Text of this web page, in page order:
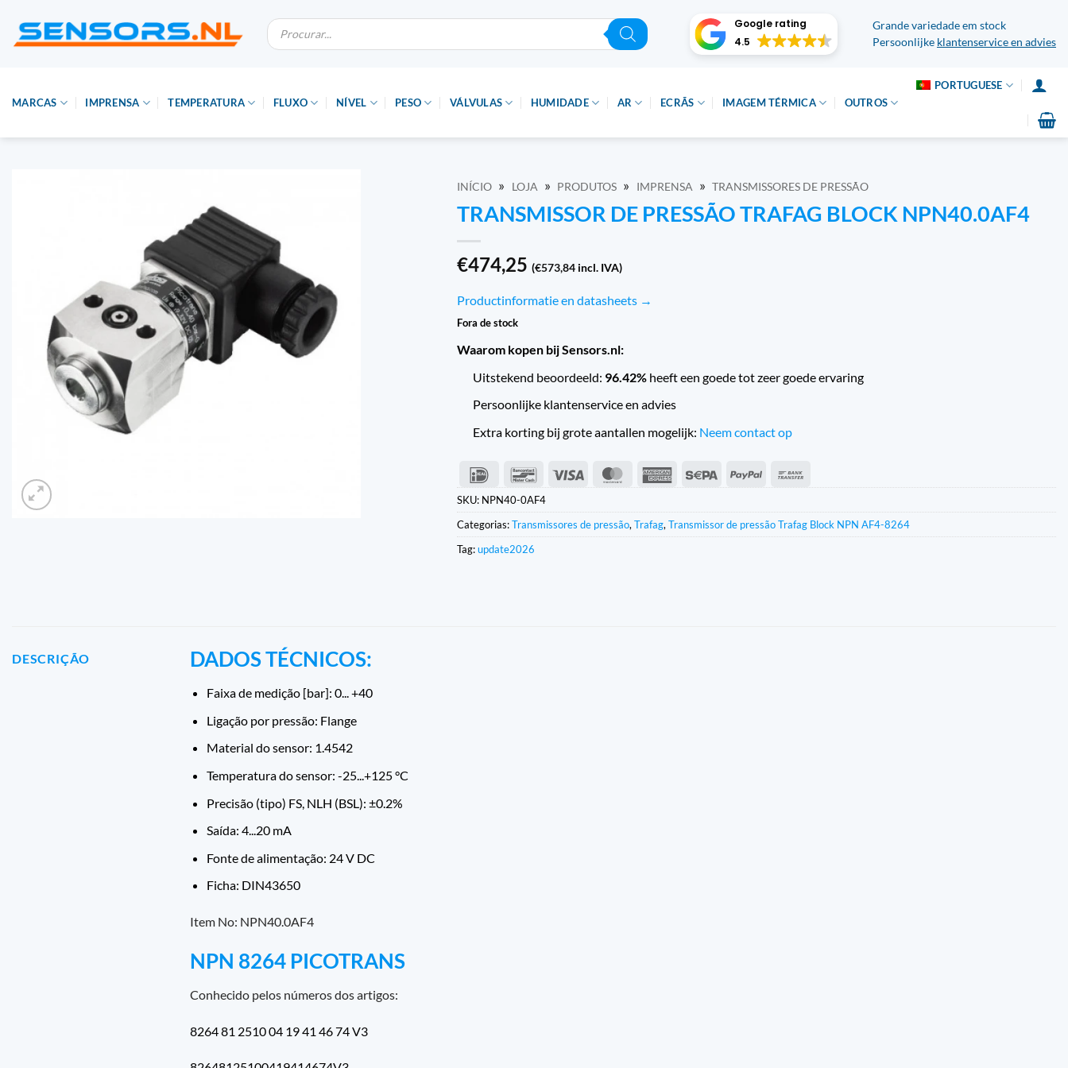
para
Pesquisa
produtos
Google rating
4.5
Grande variedade em stock
Persoonlijke klantenservice en advies
MARCAS IMPRENSA TEMPERATURA FLUXO NÍVEL PESO VÁLVULAS HUMIDADE AR ECRÃS IMAGEM TÉRMICA OUTROS
PORTUGUESE
INÍCIO » LOJA » PRODUTOS » IMPRENSA » TRANSMISSORES DE PRESSÃO
TRANSMISSOR DE PRESSÃO TRAFAG BLOCK NPN40.0AF4
€474,25 (€573,84 incl. IVA)
Productinformatie en datasheets →
Fora de stock
Waarom kopen bij Sensors.nl:
Uitstekend beoordeeld: 96.42% heeft een goede tot zeer goede ervaring
Persoonlijke klantenservice en advies
Extra korting bij grote aantallen mogelijk: Neem contact op
IDeal
Contacto
com
o
banco
Visto MasterCardAmerican
Express
Sepa PayPal
bancária
SKU: NPN40-0AF4
Categorias:Transmissores de pressão, Trafag, Transmissor de pressão Trafag Block NPN AF4-8264
Tag:update2026
DESCRIÇÃO DADOS TÉCNICOS:
Faixa de medição [bar]: 0... +40
Ligação por pressão: Flange
Material do sensor: 1.4542
Temperatura do sensor: -25...+125 °C
Precisão (tipo) FS, NLH (BSL): ±0.2%
Saída: 4...20 mA
Fonte de alimentação: 24 V DC
Ficha: DIN43650
Item No: NPN40.0AF4
NPN 8264 PICOTRANS
Conhecido pelos números dos artigos:
8264 81 2510 04 19 41 46 74 V3